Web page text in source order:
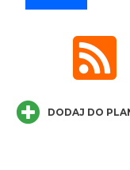
Zajęcia przy
Jaworzynka
DODAJ DO